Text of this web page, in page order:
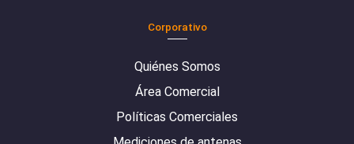
Corporativo
Quiénes Somos
Área Comercial
Políticas Comerciales